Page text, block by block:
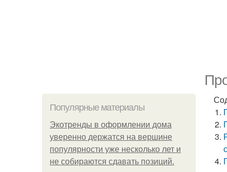
Популярные материалы
Экотренды в оформлении дома
уверенно держатся на вершине
популярности уже несколько лет и
не собираются сдавать позиций.